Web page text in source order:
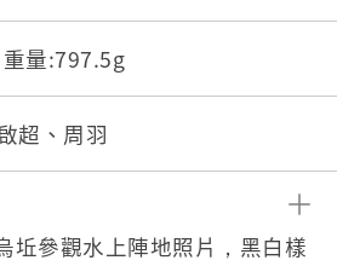
量:797.5g
超、周羽
坵參觀水上陣地照片，黑白樣